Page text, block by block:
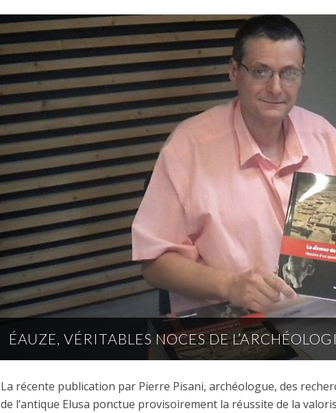
ÉAUZE, VÉRITABLES NOCES DE
La récente publication par Pierre Pisani, archéologue, des
de l’antique Elusa ponctue provisoirement la réussite de la